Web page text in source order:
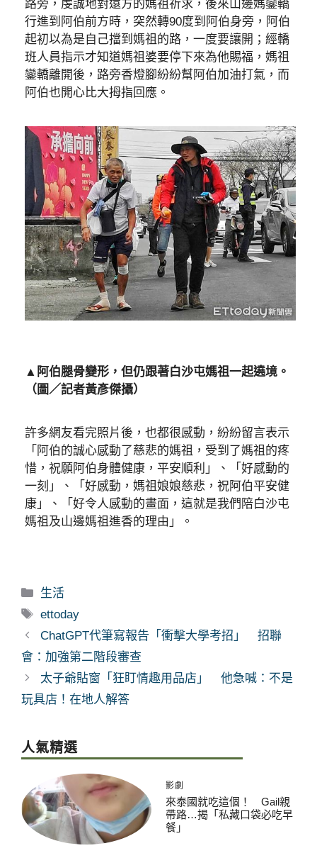
路旁，虔誠地對遠方的媽祖祈求，後來山邊媽鑾轎
行進到阿伯前方時，突然轉90度到阿伯身旁，阿伯
起初以為是自己擋到媽祖的路，一度要讓開；經轎
班人員指示才知道媽祖婆要停下來為他賜福，媽祖
鑾轎離開後，路旁香燈腳紛紛幫阿伯加油打氣，而
阿伯也開心比大拇指回應。
▲阿伯腿骨變形，但仍跟著白沙屯媽祖一起遶境。
（圖／記者黃彥傑攝）
許多網友看完照片後，也都很感動，紛紛留言表示
「阿伯的誠心感動了慈悲的媽祖，受到了媽祖的疼
惜，祝願阿伯身體健康，平安順利」、「好感動的
一刻」、「好感動，媽祖娘娘慈悲，祝阿伯平安健
康」、「好令人感動的畫面，這就是我們陪白沙屯
媽祖及山邊媽祖進香的理由」。
分
類
生活
標
籤
ettoday
ChatGPT代筆寫報告「衝擊大學考招」 招聯
會：加強第二階段審查
太子爺貼窗「狂盯情趣用品店」 他急喊：不是
玩具店！在地人解答
人氣精選
影劇
來泰國就吃這個！ Gail親
帶路…揭「私藏口袋必吃早
餐」